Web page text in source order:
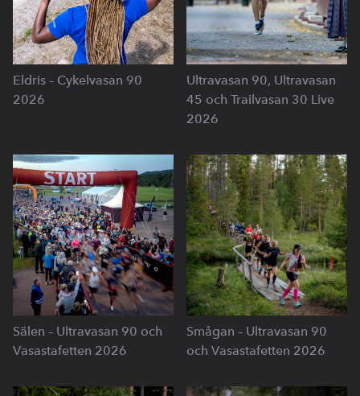
Eldris – Cykelvasan 90
2026
Ultravasan 90, Ultravasan
45 och Trailvasan 30 Live
2026
Sälen – Ultravasan 90 och
Vasastafetten 2026
Smågan – Ultravasan 90
och Vasastafetten 2026